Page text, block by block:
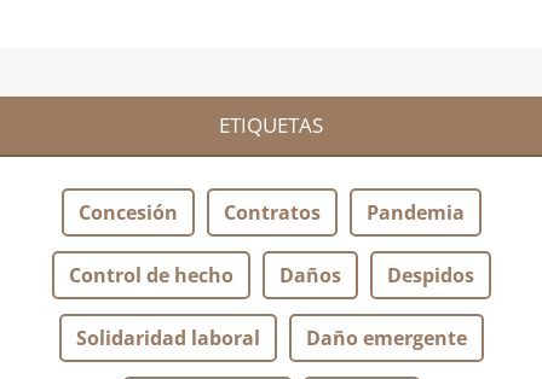
ETIQUETAS
Concesión Contratos Pandemia
Control de hecho Daños Despidos
Solidaridad laboral Daño emergente